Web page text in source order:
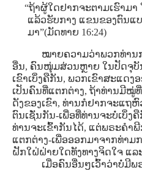
“ຖ້າຜູ້ໃດຢາກຈະຕາມເຮົາມາ
ແລ້ວຮັບກາງ ແຂນຂອງຕົນແ
ມາ”(ມັດທາຍ 16:24)
ໝາຍຄວາມວ່າພວກທ່ານ
ອື່ນ, ຄົນໜຸ່ມສ່ວນຫຼາຍ ໃນປັດຈຸບັ
ເຂົາເບິ່ງຄືກັນ, ພວກເຂົາສະແດ
ເປັນຄົນທີ່ແຕກຕ່າງ, ຖ້າທ່ານມີ
ດັງຂອງເຂົາ, ທ່ານກໍຢາກຈະແຖ
ຕົນເຊັ່ນກັນ-ເພື່ອທີ່ທ່ານຈະບໍ່ເບິ່ງ
ທ່ານຈະເຂົ້າກັນໄດ້, ແຕ່ພຣະຄໍາ
ແຕກຕ່າງ-ເພື່ອອອກມາຈາກທ່າມ
ຝັກໃຝ່ຝ່າຍໃດທັງທາງຈິດໃຈ ແ
ເມື່ອຄົນອື່ນໆເວົ້າວ່າບໍ່ມີພ